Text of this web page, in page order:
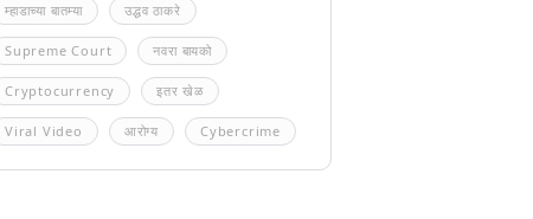
म्हाडाच्या बातम्या उद्धव ठाकरे
Supreme Court नवरा बायको
Cryptocurrency इतर खेळ
Viral Video आरोग्य Cybercrime